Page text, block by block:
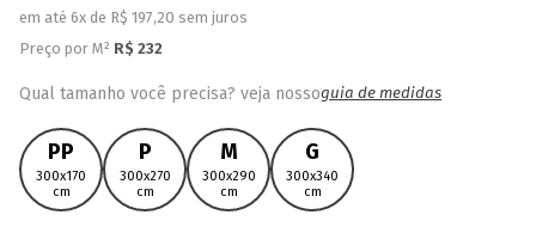
em até 6x de R$ 197,20 sem juros
Preço por M² R$ 232
Qual tamanho você precisa? veja nossoguia de medidas
PP
300x170
cm
P
300x270
cm
M
300x290
cm
G
300x340
cm